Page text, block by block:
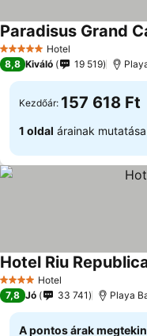
5 KategóriaHotel
Paradisus Grand
8,8 Kiváló 19 519
Kezdőár: 157 618 Ft
1 oldal árainak mutatása
4 KategóriaHotel
Hotel Riu
7,8 Jó 33 741 Playa
A pontos árak